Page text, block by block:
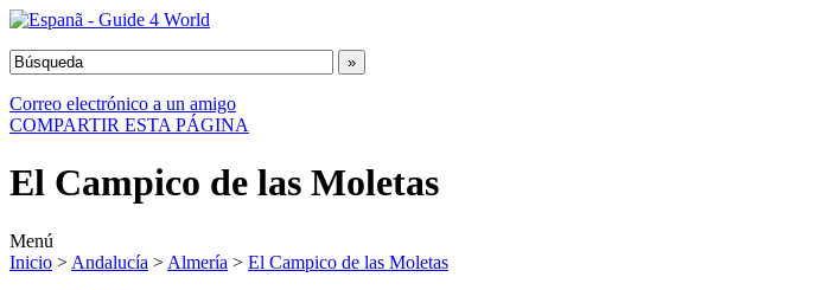
Correo electrónico a un amigo
COMPARTIR ESTA PÁGINA
El Campico de las Moletas
Menú
Inicio > Andalucía > Almería > El Campico de las Moletas